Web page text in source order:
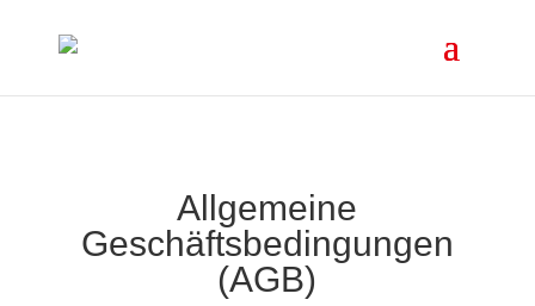
Allgemeine
Geschäftsbedingungen
(AGB)